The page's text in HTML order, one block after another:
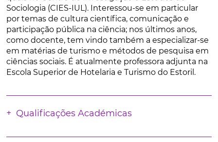
Sociologia (CIES-IUL). Interessou-se em particular
por temas de cultura científica, comunicação e
participação pública na ciência; nos últimos anos,
como docente, tem vindo também a especializar-se
em matérias de turismo e métodos de pesquisa em
ciências sociais. É atualmente professora adjunta na
Escola Superior de Hotelaria e Turismo do Estoril.
Qualificações Académicas